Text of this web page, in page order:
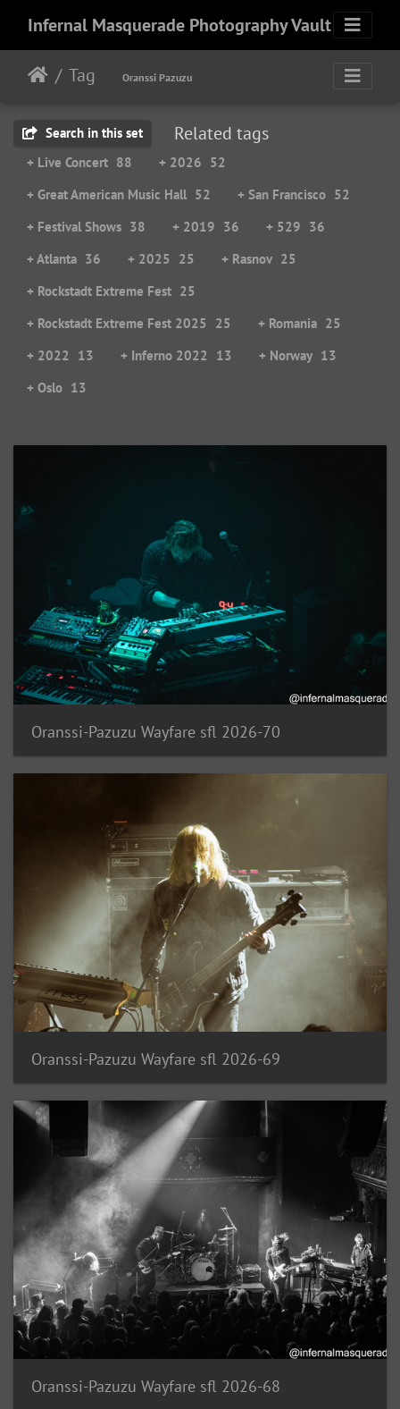
Infernal Masquerade Photography Vault
Tag Oranssi Pazuzu
Search in this set Related tags
+ Live Concert 88 + 2026 52
+ Great American Music Hall 52 + San Francisco 52
+ Festival Shows 38 + 2019 36 + 529 36
+ Atlanta 36 + 2025 25 + Rasnov 25
+ Rockstadt Extreme Fest 25
+ Rockstadt Extreme Fest 2025
25 + Romania 25
+ 2022 13 + Inferno 2022 13 + Norway 13
+ Oslo 13
Oranssi-Pazuzu Wayfare sfl 2026-70
Oranssi-Pazuzu Wayfare sfl 2026-69
Oranssi-Pazuzu Wayfare sfl 2026-68